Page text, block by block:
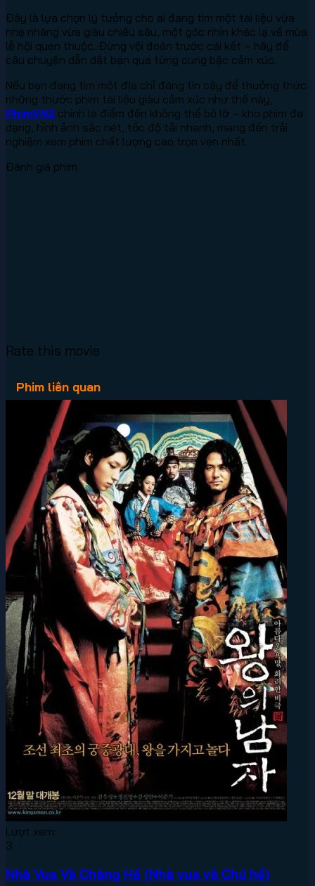
Đây là lựa chọn lý tưởng cho ai đang tìm một tài liệu vừa
nhẹ nhàng vừa giàu chiều sâu, một góc nhìn khác lạ về mùa
lễ hội quen thuộc. Đừng vội đoán trước cái kết – hãy để
câu chuyện dẫn dắt bạn qua từng cung bậc cảm xúc.
Nếu bạn đang tìm một địa chỉ đáng tin cậy để thưởng thức
những thước phim tài liệu giàu cảm xúc như thế này,
PhimVN2 chính là điểm đến không thể bỏ lỡ – kho phim đa
dạng, hình ảnh sắc nét, tốc độ tải nhanh, mang đến trải
nghiệm xem phim chất lượng cao trọn vẹn nhất.
Đánh giá phim
Rate this movie
Phim liên quan
Lượt xem:
3
Nhà Vua Và Chàng Hề (Nhà vua và Chú hề)